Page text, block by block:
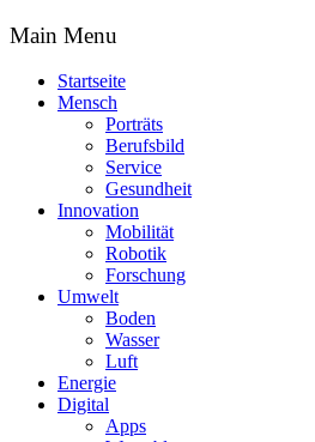
Main Menu
Startseite
Mensch
Porträts
Berufsbild
Service
Gesundheit
Innovation
Mobilität
Robotik
Forschung
Umwelt
Boden
Wasser
Luft
Energie
Digital
Apps